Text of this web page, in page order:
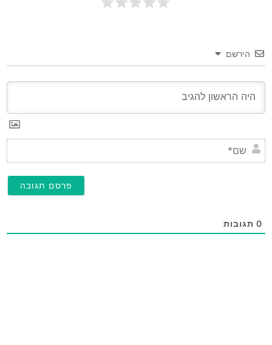
הירשם
0 תגובות